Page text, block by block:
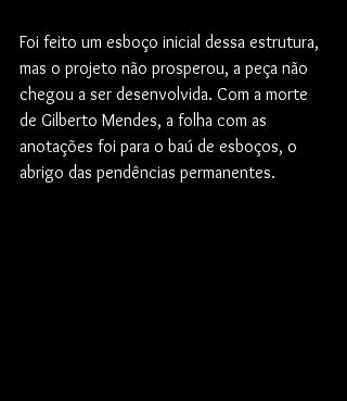
Foi feito um esboço inicial dessa estrutura,
mas o projeto não prosperou, a peça não
chegou a ser desenvolvida. Com a morte
de Gilberto Mendes, a folha com as
anotações foi para o baú de esboços, o
abrigo das pendências permanentes.